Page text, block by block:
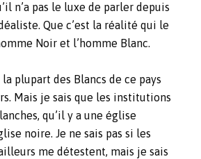
n’a pas le luxe de parler depuis
Que c’est la réalité qui le
Noir et l’homme Blanc.
la plupart des Blancs de ce pays
Mais je sais que les institutions
qu’il y a une église
noire. Je ne sais pas si les
me détestent, mais je sais